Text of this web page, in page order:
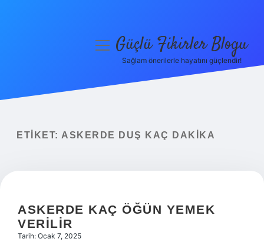
Yasal Uyarı
menüyüGüçlü Fikirler Blogu
Sağlam önerilerle hayatını güçlendir!
ETIKET: ASKERDE DUŞ KAÇ DAKIKA
ASKERDE KAÇ ÖĞÜN YEMEK
VERILIR
Tarih: Ocak 7, 2025